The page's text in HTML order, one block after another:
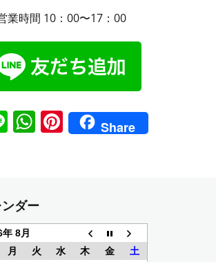
業時間 10：00〜17：00
Li W
A
p
p
Pi
nt
Share
ダー
8月
月 火 水 木 金
土